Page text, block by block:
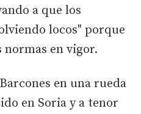
a que los
locos" porque
normas en vigor.
en una rueda
en Soria y a tenor